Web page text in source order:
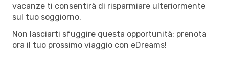
vacanze ti consentirà di risparmiare ulteriormente
sul tuo soggiorno.
Non lasciarti sfuggire questa opportunità: prenota
ora il tuo prossimo viaggio con eDreams!